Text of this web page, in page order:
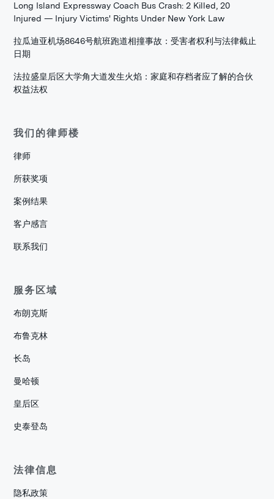
Long Island Expressway Coach Bus Crash: 2 Killed, 20
Injured — Injury Victims' Rights Under New York Law
拉瓜迪亚机场8646号航班跑道相撞事故：受害者权利与法律截止
日期
法拉盛皇后区大学角大道发生火焰：家庭和存档者应了解的合伙
权益法权
我们的律师楼
律师
所获奖项
案例结果
客户感言
联系我们
服务区域
布朗克斯
布鲁克林
长岛
曼哈顿
皇后区
史泰登岛
法律信息
隐私政策